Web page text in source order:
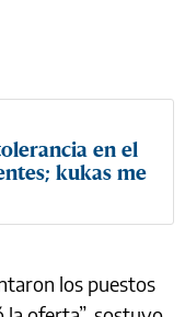
en el
kukas me
los puestos